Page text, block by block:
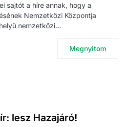
sajtót a híre annak, hogy a
Nemzetközi Központja
nemzetközi…
Megnyitom
lesz Hazajáró!